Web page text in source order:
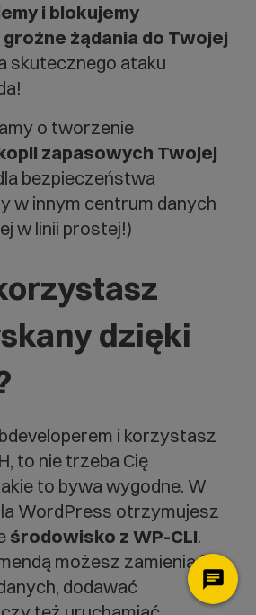
i blokujemy
żądania do Twojej
skutecznego ataku
o tworzenie
zapasowych Twojej
bezpieczeństwa
w innym centrum danych
w linii prostej!)
dzięki
i korzystasz
to nie trzeba Cię
to bywa wygodne. W
WordPress otrzymujesz
środowisko z WP-CLI.
możesz zamieniać
dodawać